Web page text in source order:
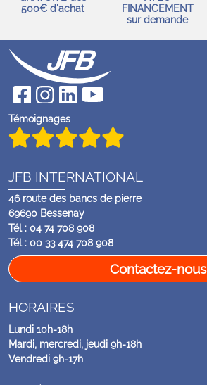
500€ d'achat
FINANCEMENT
sur demande
Témoignages
JFB INTERNATIONAL
46 route des bancs de pierre
69690 Bessenay
Tél : 04 74 708 908
Tél : 00 33 474 708 908
Contactez-nous
HORAIRES
Lundi 10h-18h
Mardi, mercredi, jeudi 9h-18h
Vendredi 9h-17h